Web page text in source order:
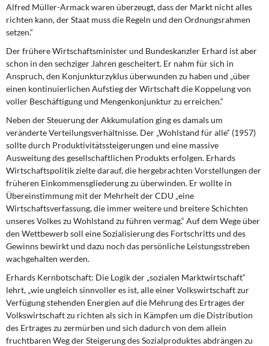
Alfred Müller-Armack waren überzeugt, dass der Markt nicht alles
richten kann, der Staat muss die Regeln und den Ordnungsrahmen
setzen.“
Der frühere Wirtschaftsminister und Bundeskanzler Erhard ist aber
schon in den sechziger Jahren gescheitert. Er nahm für sich in
Anspruch, den Konjunkturzyklus überwunden zu haben und „über
einen kontinuierlichen Aufstieg der Wirtschaft die Koppelung von
voller Beschäftigung und Mengenkonjunktur zu erreichen.“
Neben der Steuerung der Akkumulation ging es damals um
veränderte Verteilungsverhältnisse. Der „Wohlstand für alle“ (1957)
sollte durch Produktivitätssteigerungen und eine massive
Ausweitung des gesellschaftlichen Produkts erfolgen. Erhards
Wirtschaftspolitik zielte darauf,die hergebrachten Vorstellungen der
früheren Einkommensgliederung zu überwinden. Er wollte in
Übereinstimmung mit der Mehrheit der CDU „eine
Wirtschaftsverfassung, die immer weitere und breitere Schichten
unseres Volkeszu Wohlstand zu führen vermag.“ Auf dem Wege über
den Wettbewerb soll eine Sozialisierung des Fortschritts und des
Gewinns bewirktund dazu noch das persönliche Leistungsstreben
wachgehalten werden.
Erhards Kernbotschaft: Die Logik der „sozialen Marktwirtschaft“
lehrt, „wie ungleich sinnvoller es ist, alle einer Volkswirtschaft zur
Verfügung stehenden Energien auf die Mehrung des Ertrages der
Volkswirtschaftzu richten als sich in Kämpfen um die Distribution
des Ertrages zu zermürben und sich dadurch von dem allein
fruchtbaren Weg der Steigerung des Sozialproduktes abdrängen zu